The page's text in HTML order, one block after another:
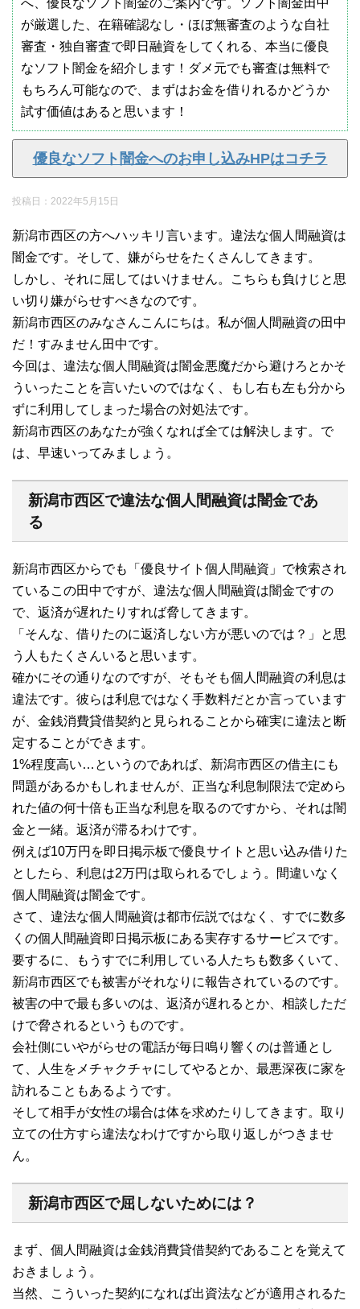
へ、優良なソフト闇金のご案内です。ソフト闇金田中
が厳選した、在籍確認なし・ほぼ無審査のような自社
審査・独自審査で即日融資をしてくれる、本当に優良
なソフト闇金を紹介します！ダメ元でも審査は無料で
もちろん可能なので、まずはお金を借りれるかどうか
試す価値はあると思います！
優良なソフト闇金へのお申し込みHPはコチラ
投稿日： 2022年5月15日
新潟市西区の方へハッキリ言います。違法な個人間融資は
闇金です。そして、嫌がらせをたくさんしてきます。
しかし、それに屈してはいけません。こちらも負けじと思
い切り嫌がらせすべきなのです。
新潟市西区のみなさんこんにちは。私が個人間融資の田中
だ！すみません田中です。
今回は、違法な個人間融資は闇金悪魔だから避けろとかそ
ういったことを言いたいのではなく、もし右も左も分から
ずに利用してしまった場合の対処法です。
新潟市西区のあなたが強くなれば全ては解決します。で
は、早速いってみましょう。
新潟市西区で違法な個人間融資は闇金であ
る
新潟市西区からでも「優良サイト個人間融資」で検索され
ているこの田中ですが、違法な個人間融資は闇金ですの
で、返済が遅れたりすれば脅してきます。
「そんな、借りたのに返済しない方が悪いのでは？」と思
う人もたくさんいると思います。
確かにその通りなのですが、そもそも個人間融資の利息は
違法です。彼らは利息ではなく手数料だとか言っています
が、金銭消費貸借契約と見られることから確実に違法と断
定することができます。
1%程度高い…というのであれば、新潟市西区の借主にも
問題があるかもしれませんが、正当な利息制限法で定めら
れた値の何十倍も正当な利息を取るのですから、それは闇
金と一緒。返済が滞るわけです。
例えば10万円を即日掲示板で優良サイトと思い込み借りた
としたら、利息は2万円は取られるでしょう。間違いなく
個人間融資は闇金です。
さて、違法な個人間融資は都市伝説ではなく、すでに数多
くの個人間融資即日掲示板にある実存するサービスです。
要するに、もうすでに利用している人たちも数多くいて、
新潟市西区でも被害がそれなりに報告されているのです。
被害の中で最も多いのは、返済が遅れるとか、相談しただ
けで脅されるというものです。
会社側にいやがらせの電話が毎日鳴り響くのは普通とし
て、人生をメチャクチャにしてやるとか、最悪深夜に家を
訪れることもあるようです。
そして相手が女性の場合は体を求めたりしてきます。取り
立ての仕方すら違法なわけですから取り返しがつきませ
ん。
新潟市西区で屈しないためには？
まず、個人間融資は金銭消費貸借契約であることを覚えて
おきましょう。
当然、こういった契約になれば出資法などが適用されるた